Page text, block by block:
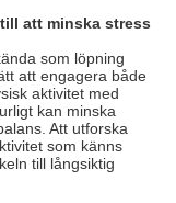
att minska stress
som löpning
att engagera både
aktivitet med
kan minska
Att utforska
som känns
till långsiktig